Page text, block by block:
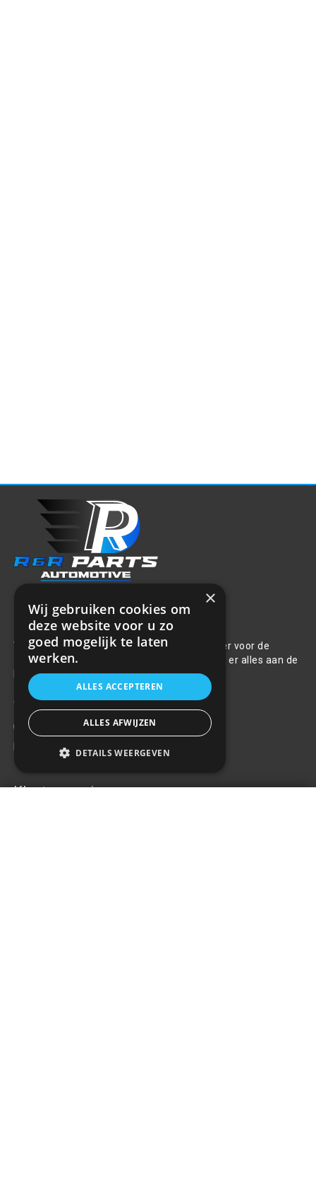
Over ons
Welkom bij R&R Parts Automotive, uw partner voor de
aanschaf van alle auto accessoires. Wij doen er alles aan de
beste selectie, service & prijs te bieden.
Contact
+31(0)85 486 83 17
info@rrparts.nl
Klantenservice
×
Wij gebruiken cookies om
deze website voor u zo
goed mogelijk te laten
werken.
ALLES ACCEPTEREN
ALLES AFWIJZEN
DETAILS WEERGEVEN